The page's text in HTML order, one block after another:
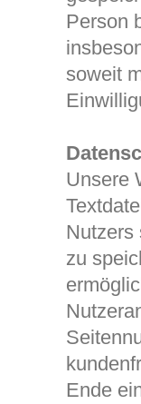
Person
soweit
Unsere
Nutzers
zu
Ende